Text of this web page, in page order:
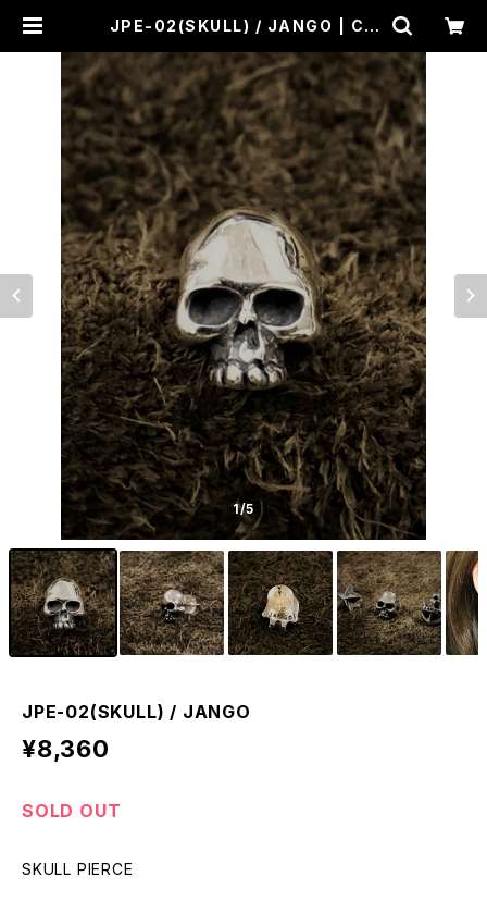
JPE-02(SKULL) / JANGO | CR
1/5
JPE-02(SKULL) / JANGO
¥8,360
SOLD OUT
SKULL PIERCE